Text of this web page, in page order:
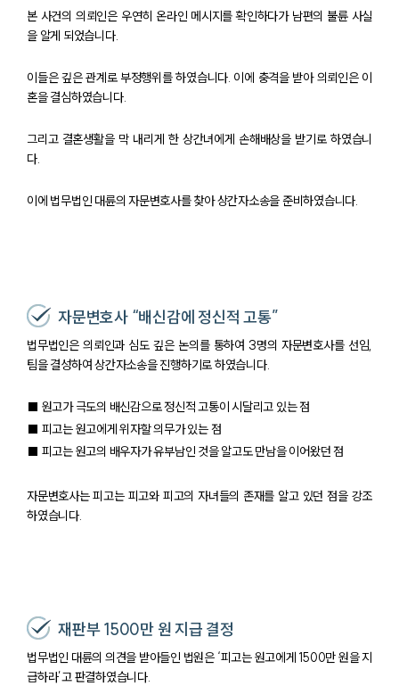
본 사건의 의뢰인은 우연히 온라인 메시지를 확인하다가 남편의 불륜 사실
을 알게 되었습니다.
이들은 깊은 관계로 부정행위를 하였습니다. 이에 충격을 받아 의뢰인은 이
혼을 결심하였습니다.
그리고 결혼생활을 막 내리게 한 상간녀에게 손해배상을 받기로 하였습니
다.
이에 법무법인 대륜의 자문변호사를 찾아 상간자소송을 준비하였습니다.
자문변호사 “배신감에 정신적 고통”
법무법인은 의뢰인과 심도 깊은 논의를 통하여 3명의 자문변호사를 선임,
팀을 결성하여 상간자소송을 진행하기로 하였습니다.
■ 원고가 극도의 배신감으로 정신적 고통이 시달리고 있는 점
■ 피고는 원고에게 위자할 의무가 있는 점
■ 피고는 원고의 배우자가 유부남인 것을 알고도 만남을 이어왔던 점
자문변호사는 피고는 피고와 피고의 자녀들의 존재를 알고 있던 점을 강조
하였습니다.
재판부 1500만 원 지급 결정
법무법인 대륜의 의견을 받아들인 법원은 ‘피고는 원고에게 1500만 원을 지
급하라’고 판결하였습니다.